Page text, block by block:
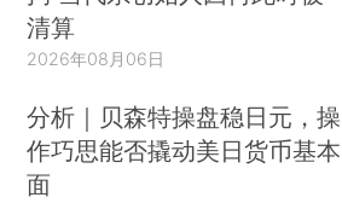
清算
2026年08月06日
分析｜贝森特操盘稳日元，操
作巧思能否撬动美日货币基本
面